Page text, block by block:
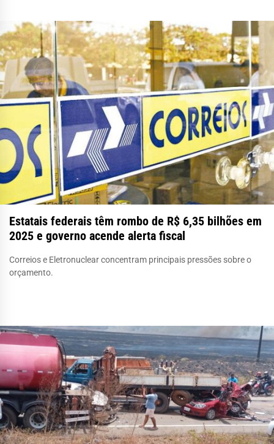
Estatais federais têm rombo de R$ 6,35 bilhões em
2025 e governo acende alerta fiscal
Correios e Eletronuclear concentram principais pressões sobre o
orçamento.